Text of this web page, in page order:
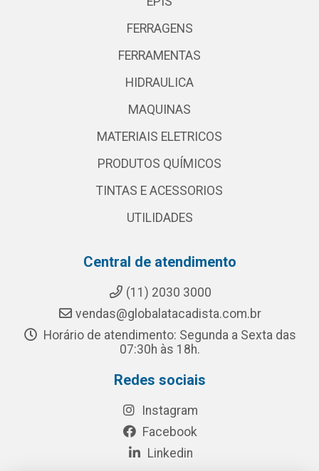
FERRAGENS
FERRAMENTAS
HIDRAULICA
MAQUINAS
MATERIAIS ELETRICOS
PRODUTOS QUÍMICOS
TINTAS E ACESSORIOS
UTILIDADES
Central de atendimento
(11) 2030 3000
vendas@globalatacadista.com.br
Horário de atendimento: Segunda a Sexta das
07:30h às 18h.
Redes sociais
Instagram
Facebook
Linkedin